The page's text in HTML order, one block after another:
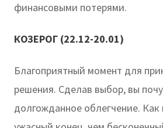
финансовыми потерями.
КОЗЕРОГ (22.12-20.01)
Благоприятный момент для
решения. Сделав выбор, вы
долгожданное облегчение. Как